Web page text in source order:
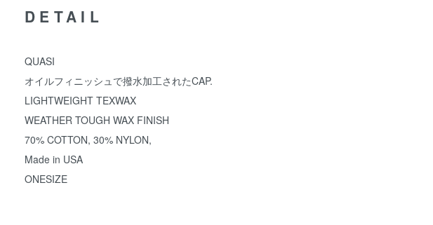
DETAIL
QUASI
オイルフィニッシュで撥水加工されたCAP.
LIGHTWEIGHT TEXWAX
WEATHER TOUGH WAX FINISH
70% COTTON, 30% NYLON,
Made in USA
ONESIZE